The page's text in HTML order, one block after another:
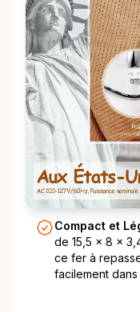
Compact et
de 15,5 x 8 x
ce fer à
facilement